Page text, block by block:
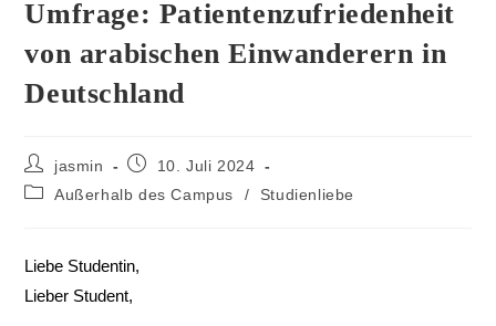
Umfrage: Patientenzufriedenheit
von arabischen Einwanderern in
Deutschland
jasmin
10. Juli 2024
Außerhalb des Campus
/ Studienliebe
Liebe Studentin,
Lieber Student,